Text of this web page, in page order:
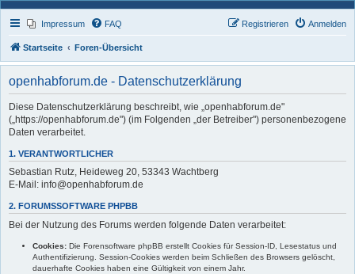
Impressum FAQ Anmelden
Registrieren
Startseite Foren-Übersicht
openhabforum.de - Datenschutzerklärung
Diese Datenschutzerklärung beschreibt, wie „openhabforum.de"
(„https://openhabforum.de") (im Folgenden „der Betreiber") personenbezogene
Daten verarbeitet.
1. VERANTWORTLICHER
Sebastian Rutz, Heideweg 20, 53343 Wachtberg
E-Mail: info@openhabforum.de
2. FORUMSSOFTWARE PHPBB
Bei der Nutzung des Forums werden folgende Daten verarbeitet:
Cookies: Die Forensoftware phpBB erstellt Cookies für Session-ID, Lesestatus und
Authentifizierung. Session-Cookies werden beim Schließen des Browsers gelöscht,
dauerhafte Cookies haben eine Gültigkeit von einem Jahr.